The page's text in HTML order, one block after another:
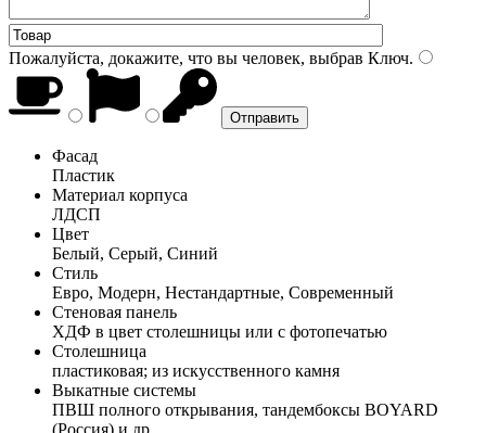
Пожалуйста, докажите, что вы человек, выбрав Ключ.
Фасад
Пластик
Материал корпуса
ЛДСП
Цвет
Белый, Серый, Синий
Стиль
Евро, Модерн, Нестандартные, Современный
Стеновая панель
ХДФ в цвет столешницы или с фотопечатью
Столешница
пластиковая; из искусственного камня
Выкатные системы
ПВШ полного открывания, тандембоксы BOYARD
(Россия) и др.